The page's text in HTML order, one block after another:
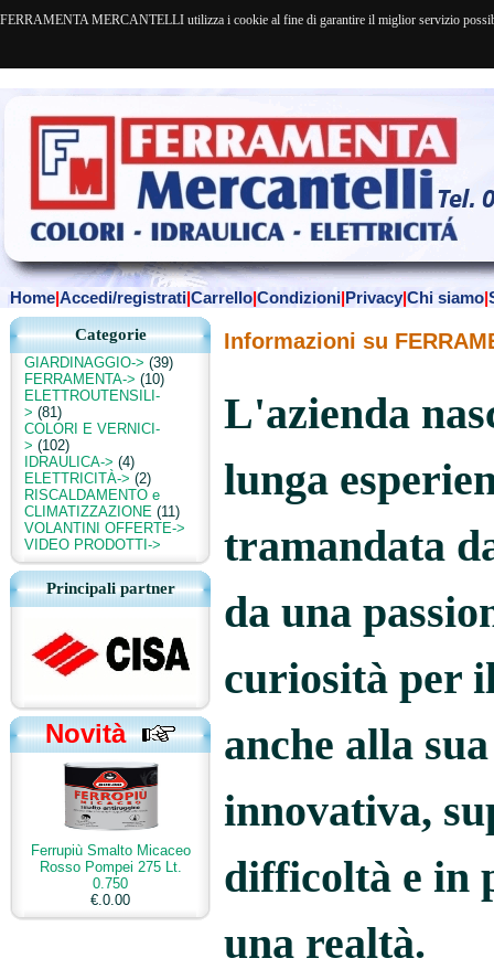
FERRAMENTA MERCANTELLI utilizza i cookie al fine di garantire il miglior servizio
Home|Accedi/registrati|Carrello|Condizioni|Privacy|Chi siamo|
Categorie
GIARDINAGGIO-> (39)
FERRAMENTA-> (10)
ELETTROUTENSILI-
> (81)
COLORI E VERNICI-
> (102)
IDRAULICA-> (4)
ELETTRICITÀ-> (2)
RISCALDAMENTO e
CLIMATIZZAZIONE (11)
VOLANTINI OFFERTE->
VIDEO PRODOTTI->
Principali partner
Novità
Ferrupiù Smalto Micaceo
Rosso Pompei 275 Lt.
0.750
€.0.00
Informazioni su
L'azienda
lunga
tramandata
da una
curiosità per
anche alla
innovativa,
difficoltà e in
una realtà.